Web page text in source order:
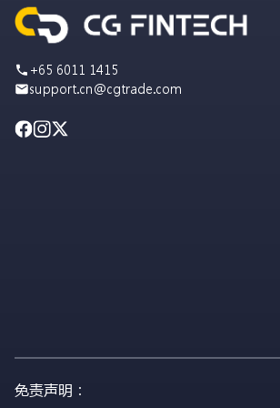
+65 6011 1415
support.cn@cgtrade.com
免责声明：